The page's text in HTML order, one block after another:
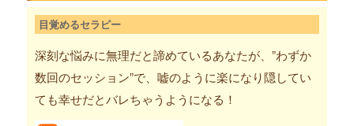
目覚めるセラピー
深刻な悩みに無理だと諦めているあなたが、”わずか
数回のセッション”で、嘘のように楽になり隠してい
ても幸せだとバレちゃうようになる！